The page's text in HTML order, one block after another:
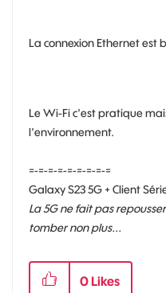
La connexion Ethernet est
Le Wi-Fi c'est pratique
l'environnement.
=-=-=-=-=-=-=-=-=
Galaxy S23 5G + Client
La 5G ne fait pas
tomber non plus...
0 Likes